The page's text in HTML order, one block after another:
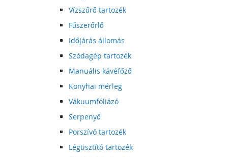
Vízszűrő tartozék
Fűszerőrlő
Időjárás állomás
Szódagép tartozék
Manuális kávéfőző
Konyhai mérleg
Vákuumfóliázó
Serpenyő
Porszívó tartozék
Légtisztító tartozék